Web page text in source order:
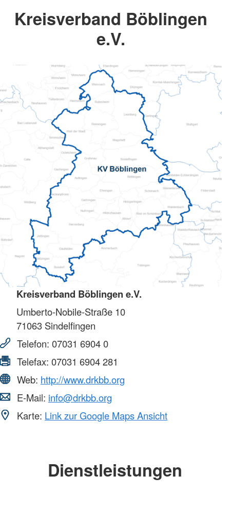
Kreisverband Böblingen
e.V.
Kreisverband Böblingen e.V.
Umberto-Nobile-Straße 10
71063 Sindelfingen
Telefon: 07031 6904 0
Telefax: 07031 6904 281
Web: http://www.drkbb.org
E-Mail: info@drkbb.org
Karte: Link zur Google Maps Ansicht
Dienstleistungen